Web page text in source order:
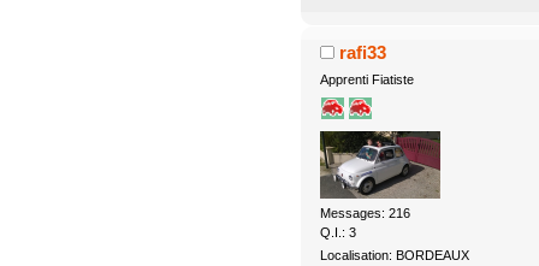
rafi33
Apprenti Fiatiste
Messages: 216
Q.I.: 3
Localisation: BORDEAUX